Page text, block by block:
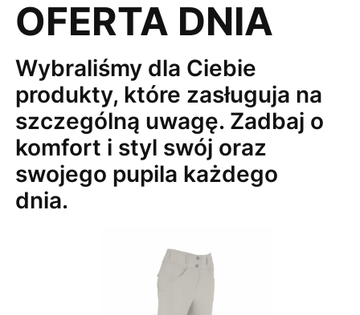
OFERTA DNIA
Wybraliśmy dla Ciebie
produkty, które zasługuja na
szczególną uwagę. Zadbaj o
komfort i styl swój oraz
swojego pupila każdego
dnia.